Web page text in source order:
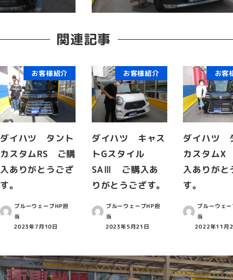
関連記事
お客様紹介
ダイハツ タント
カスタムRS ご購
入ありがとうござ
す。
ブルーウェーブHP担
当
2023年7月10日
お客様紹介
ダイハツ キャス
トGスタイル
SAⅢ ご購入あ
りがとうござす。
ブルーウェーブHP担
当
2023年5月21日
お客
ダイハツ
カスタムX
入ありがと
す。
ブルーウェ
当
2022年11月